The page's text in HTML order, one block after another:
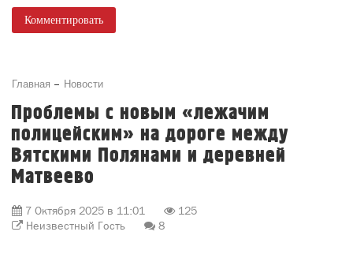
Комментировать
Главная Новости
Проблемы с новым «лежачим
полицейским» на дороге между
Вятскими Полянами и деревней
Матвеево
7 Октября 2025 в 11:01
125
Неизвестный Гость
8